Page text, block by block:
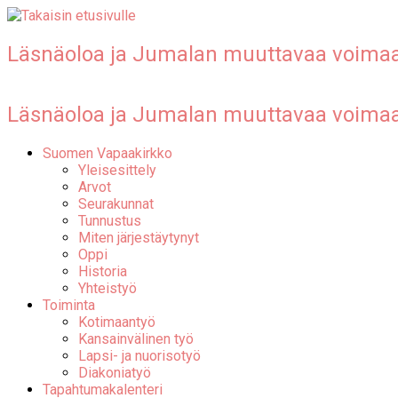
Läsnäoloa ja Jumalan muuttavaa
Läsnäoloa ja Jumalan muuttavaa
Suomen Vapaakirkko
Yleisesittely
Arvot
Seurakunnat
Tunnustus
Miten järjestäytynyt
Oppi
Historia
Yhteistyö
Toiminta
Kotimaantyö
Kansainvälinen työ
Lapsi- ja nuorisotyö
Diakoniatyö
Tapahtumakalenteri